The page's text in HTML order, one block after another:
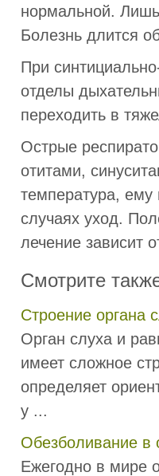
нормальной.
Болезнь длится
При
отделы
переходить в
Острые
отитами,
температура,
случаях уход.
лечение зависит
Смотрите
Строение органа
Орган слуха и
имеет сложное
определя­ет
у ...
Обезболивание в
Ежегодно в мире